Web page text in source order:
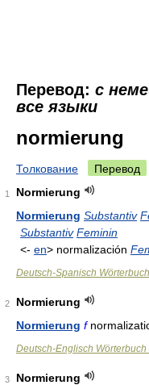
Перевод: с
все языки
normierung
Толкование Перевод
1
Normierung
Normierung Substantiv
Substantiv Feminin
<- en> normalización
Deutsch-Spanisch Wörterbuch
2
Normierung
Normierung f
Deutsch-Englisch
3
Normierung